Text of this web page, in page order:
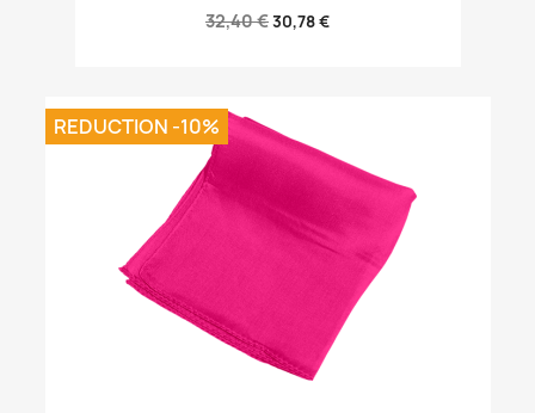
32,40 €30,78 €
REDUCTION -10%